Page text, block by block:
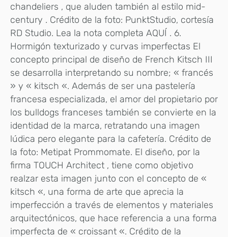
chandeliers , que aluden también al estilo mid-
century . Crédito de la foto: PunktStudio, cortesía
RD Studio. Lea la nota completa AQUÍ . 6.
Hormigón texturizado y curvas imperfectas El
concepto principal de diseño de French Kitsch III
se desarrolla interpretando su nombre; « francés
» y « kitsch «. Además de ser una pastelería
francesa especializada, el amor del propietario por
los bulldogs franceses también se convierte en la
identidad de la marca, retratando una imagen
lúdica pero elegante para la cafetería. Crédito de
la foto: Metipat Prommomate. El diseño, por la
firma TOUCH Architect , tiene como objetivo
realzar esta imagen junto con el concepto de «
kitsch «, una forma de arte que aprecia la
imperfección a través de elementos y materiales
arquitectónicos, que hace referencia a una forma
imperfecta de « croissant «. Crédito de la